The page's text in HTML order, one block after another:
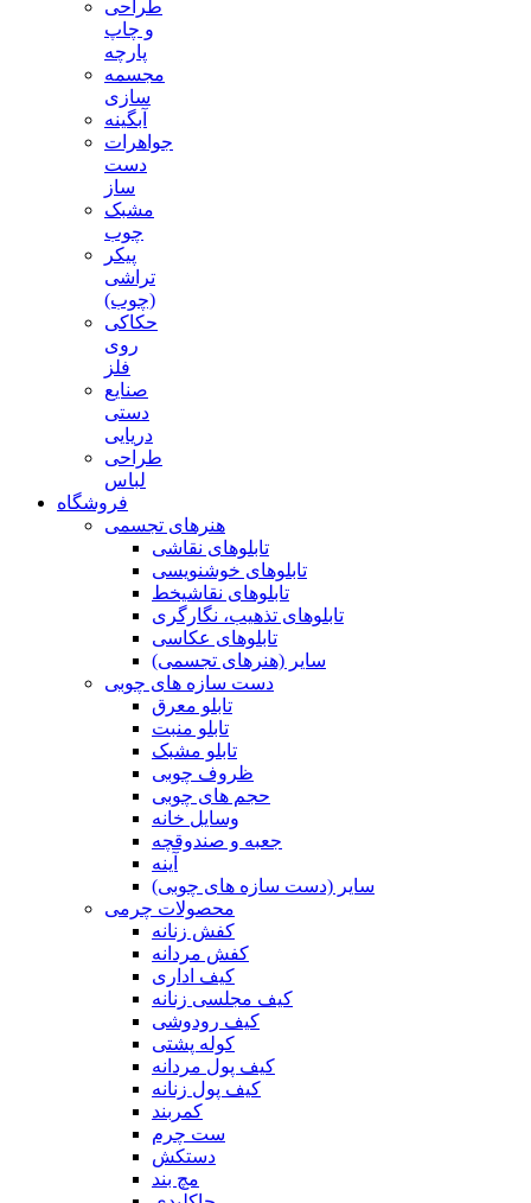
طراحی
و چاپ
پارچه
مجسمه
سازی
آبگینه
جواهرات
دست
ساز
مشبک
چوب
پیکر
تراشی
(چوب)
حکاکی
روی
فلز
صنایع
دستی
دریایی
طراحی
لباس
فروشگاه
هنرهای تجسمی
تابلوهای نقاشی
تابلوهای خوشنویسی
تابلوهای نقاشیخط
تابلوهای تذهیب، نگارگری
تابلوهای عکاسی
سایر (هنرهای تجسمی)
دست سازه های چوبی
تابلو معرق
تابلو منبت
تابلو مشبک
ظروف چوبی
حجم های چوبی
وسایل خانه
جعبه و صندوقچه
آینه
سایر (دست سازه های چوبی)
محصولات چرمی
کفش زنانه
کفش مردانه
کیف اداری
کیف مجلسی زنانه
کیف رودوشی
کوله پشتی
کیف پول مردانه
کیف پول زنانه
کمربند
ست چرم
دستکش
مچ بند